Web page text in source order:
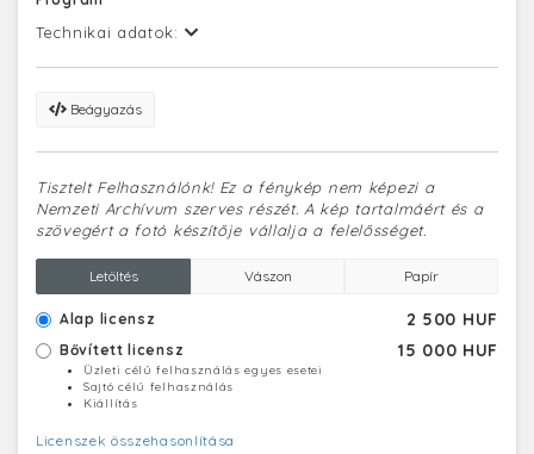
Technikai adatok:
Beágyazás
Tisztelt Felhasználónk! Ez a fénykép nem képezi a
Nemzeti Archívum szerves részét. A kép tartalmáért és a
szövegért a fotó készítője vállalja a felelősséget.
Letöltés Vászon Papír
Alap licensz 2 500 HUF
Bővített licensz 15 000 HUF
Üzleti célú felhasználás egyes esetei
Sajtó célú felhasználás
Kiállítás
Licenszek összehasonlítása